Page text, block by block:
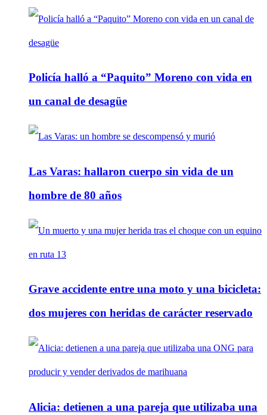
Policía halló a “Paquito” Moreno con vida en
un canal de desagüe
Las Varas: hallaron cuerpo sin vida de un
hombre de 80 años
Grave accidente entre una moto y una bicicleta:
dos mujeres con heridas de carácter reservado
Alicia: detienen a una pareja que utilizaba una